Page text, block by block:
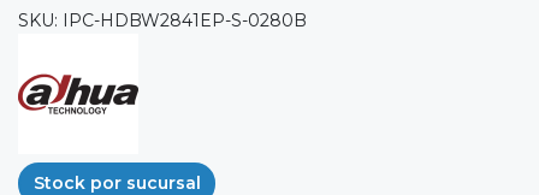
SKU: IPC-HDBW2841EP-S-0280B
Stock por sucursal